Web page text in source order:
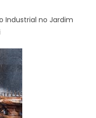
Industrial no Jardim